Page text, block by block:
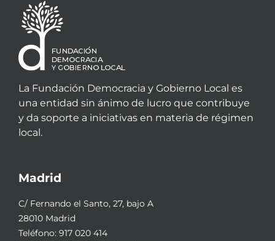
La Fundación Democracia y Gobierno Local es
una entidad sin ánimo de lucro que contribuye
y da soporte a iniciativas en materia de régimen
local.
Madrid
C/ Fernando el Santo, 27, bajo A
28010 Madrid
Teléfono: 917 020 414